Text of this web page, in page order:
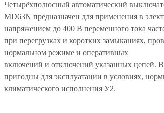
Четырёхполюсный автоматический
MD63N предназначен для применения в
напряжением до 400 В переменного тока
при перегрузках и коротких замыканиях,
нормальном режиме и оперативных
включений и отключений указанных цепей.
пригодны для эксплуатации в условиях,
климатического исполнения У2.